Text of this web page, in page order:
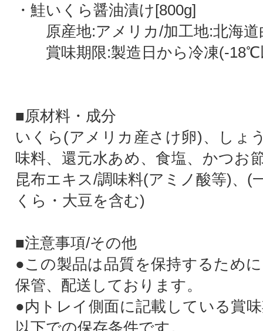
・鮭いくら醤油漬け[800g]
原産地:アメリカ/加工地:北海道
賞味期限:製造日から冷凍(-18℃
■原材料・成分
いくら(アメリカ産さけ卵)、しょ
味料、還元水あめ、食塩、かつお
昆布エキス/調味料(アミノ酸等)、(
くら・大豆を含む)
■注意事項/その他
●この製品は品質を保持するため
保管、配送しております。
●内トレイ側面に記載している賞